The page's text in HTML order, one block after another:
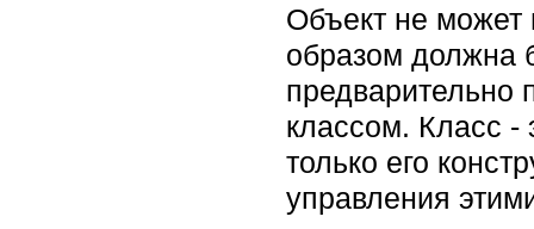
Объект не может
образом должна
предварительно
классом. Класс -
только его
управления